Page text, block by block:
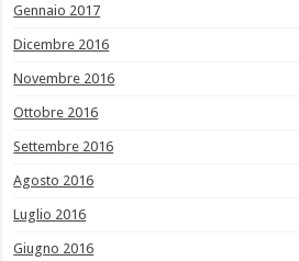
Gennaio 2017
Dicembre 2016
Novembre 2016
Ottobre 2016
Settembre 2016
Agosto 2016
Luglio 2016
Giugno 2016